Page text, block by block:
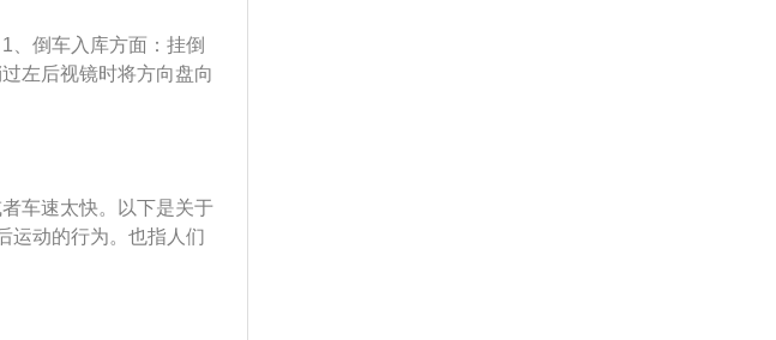
、倒车入库方面：挂倒
左后视镜时将方向盘向
修正方向，继续向后倒
方向盘；观察左后视
的介绍：倒车入库是201
人在场地操作汽车的能
从两侧正确倒入车库。
车速太快。以下是关于
运动的行为。也指人们
驶要比前进驾驶困难
倒车，更要半踩着刹